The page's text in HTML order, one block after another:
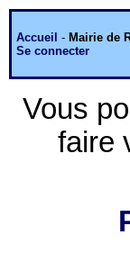
Accueil - Mairie de
Se connecter
Vous
faire